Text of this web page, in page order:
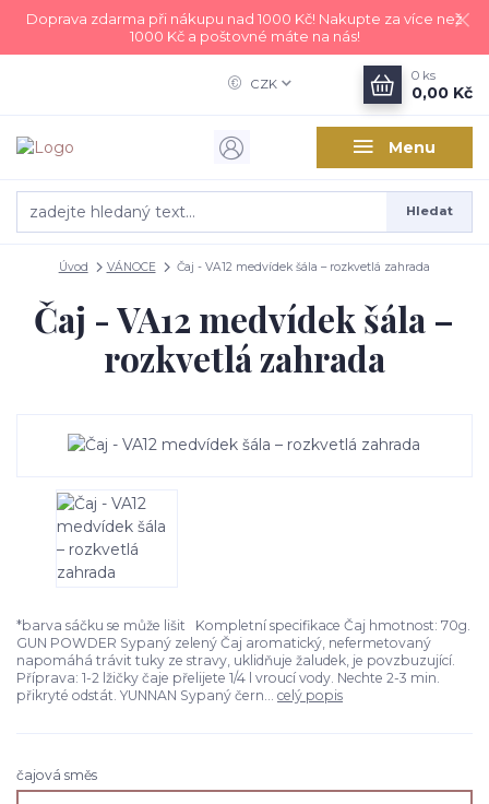
Doprava zdarma při nákupu nad 1000 Kč! Nakupte za více než
1000 Kč a poštovné máte na nás!
Menu
CZK
Hledat
0 ks
0,00 Kč
Úvod VÁNOCE Čaj - VA12 medvídek šála – rozkvetlá zahrada
Čaj - VA12 medvídek šála –
rozkvetlá zahrada
*barva sáčku se může lišit Kompletní specifikace Čaj hmotnost: 70g.
GUN POWDER Sypaný zelený Čaj aromatický, nefermetovaný
napomáhá trávit tuky ze stravy, uklidňuje žaludek, je povzbuzující.
Příprava: 1-2 lžičky čaje přelijete 1/4 l vroucí vody. Nechte 2-3 min.
přikryté odstát. YUNNAN Sypaný čern... celý popis
čajová směs